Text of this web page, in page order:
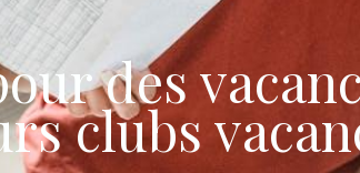
des
clubs